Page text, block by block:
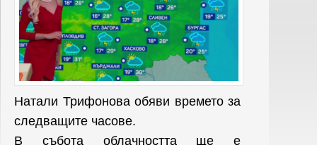
Натали Трифонова обяви времето за
следващите часове.
В събота облачността ще е